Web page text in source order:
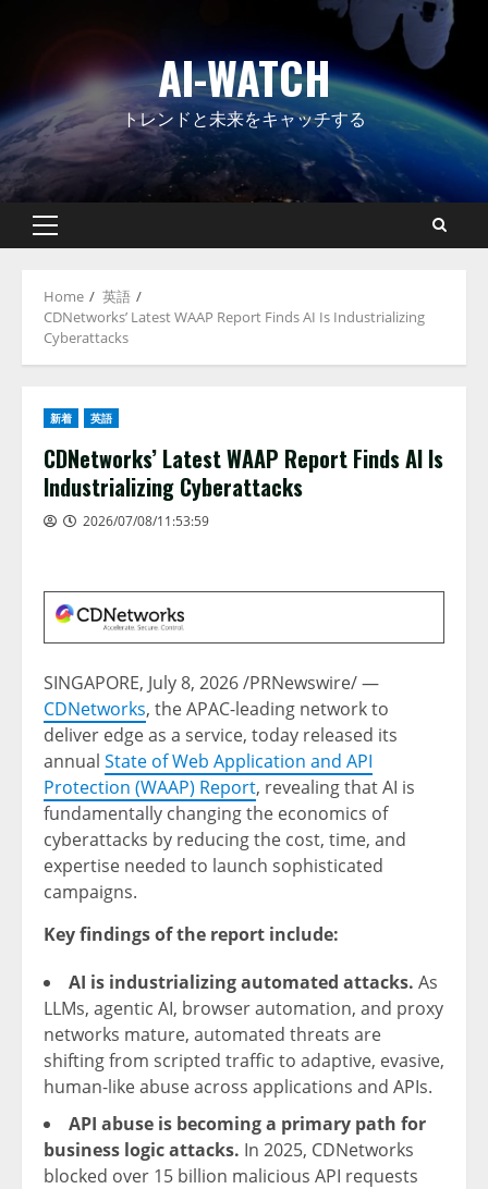
AI-WATCH
トレンドと未来をキャッチする
Primary
Home
英語
CDNetworks’ Latest WAAP Report Finds AI Is Industrializing
Cyberattacks
新着 英語
CDNetworks’ Latest WAAP Report Finds AI Is
Industrializing Cyberattacks
2026/07/08/11:53:59
SINGAPORE, July 8, 2026/PRNewswire/ —
CDNetworks, the APAC-leading network to
deliver edge as a service, today released its
annual State of Web Application and API
Protection (WAAP) Report, revealing that AI is
fundamentally changing the economics of
cyberattacks by reducing the cost, time, and
expertise needed to launch sophisticated
campaigns.
Key findings of the report include:
AI is industrializing automated attacks. As
LLMs, agentic AI, browser automation, and proxy
networks mature, automated threats are
shifting from scripted traffic to adaptive, evasive,
human-like abuse across applications and APIs.
API abuse is becoming a primary path for
business logic attacks. In 2025, CDNetworks
blocked over 15 billion malicious API requests